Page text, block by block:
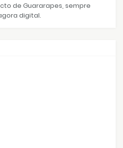
de Guararapes, sempre
digital.